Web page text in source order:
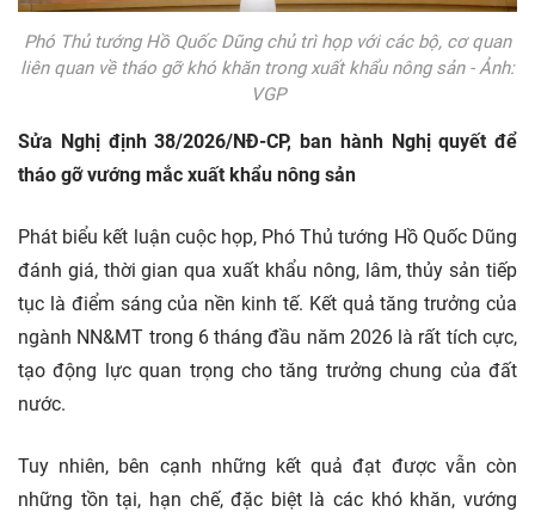
Phó Thủ tướng Hồ Quốc Dũng chủ trì họp với các bộ, cơ quan
liên quan về tháo gỡ khó khăn trong xuất khẩu nông sản - Ảnh:
VGP
Sửa Nghị định 38/2026/NĐ-CP, ban hành Nghị quyết để
tháo gỡ vướng mắc xuất khẩu nông sản
Phát biểu kết luận cuộc họp, Phó Thủ tướng Hồ Quốc Dũng
đánh giá, thời gian qua xuất khẩu nông, lâm, thủy sản tiếp
tục là điểm sáng của nền kinh tế. Kết quả tăng trưởng của
ngành NN&MT trong 6 tháng đầu năm 2026 là rất tích cực,
tạo động lực quan trọng cho tăng trưởng chung của đất
nước.
Tuy nhiên, bên cạnh những kết quả đạt được vẫn còn
những tồn tại, hạn chế, đặc biệt là các khó khăn, vướng